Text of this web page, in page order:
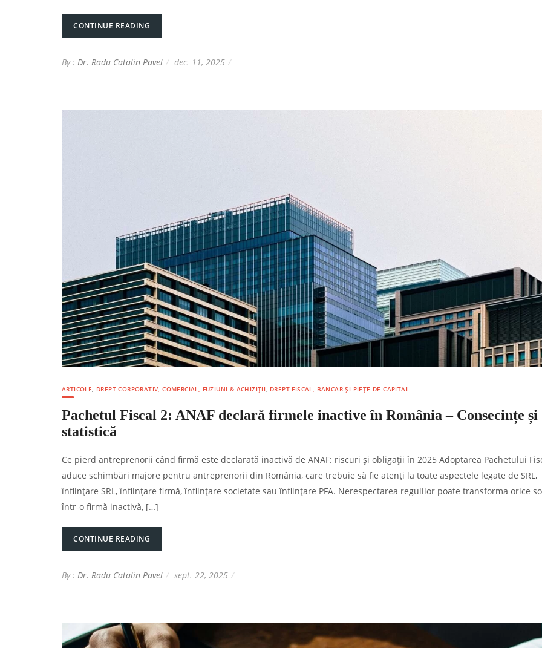
CONTINUE READING
By : Dr. Radu Catalin Pavel dec. 11, 2025
ARTICOLE DREPT CORPORATIV, COMERCIAL, FUZIUNI & ACHIZIȚII DREPT FISCAL, BANCAR ȘI PIEȚE DE CAPITAL
Pachetul Fiscal 2: ANAF declară firmele inactive în România – Consecințe și
statistică
Ce pierd antreprenorii când firmă este declarată inactivă de ANAF: riscuri și obligații în 2025 Adoptarea Pachetului
aduce schimbări majore pentru antreprenorii din România, care trebuie să fie atenți la toate aspectele legate de SRL,
înființare SRL, înființare firmă, înființare societate sau înființare PFA. Nerespectarea regulilor poate transforma orice
într-o firmă inactivă, […]
CONTINUE READING
By : Dr. Radu Catalin Pavel sept. 22, 2025